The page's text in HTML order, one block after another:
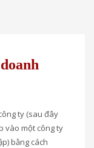
ty (sau đây
vào một công ty
bằng cách